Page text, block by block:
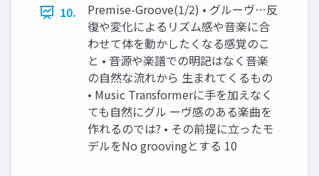
10.
Premise-Groove(1/2) • グルーヴ…反
復や変化によるリズム感や音楽に合
わせて体を動かしたくなる感覚のこ
と • 音源や楽譜での明記はなく音楽
の自然な流れから 生まれてくるもの
• Music Transformerに手を加えなく
ても自然にグル ーヴ感のある楽曲を
作れるのでは? • その前提に立ったモ
デルをNo groovingとする 10